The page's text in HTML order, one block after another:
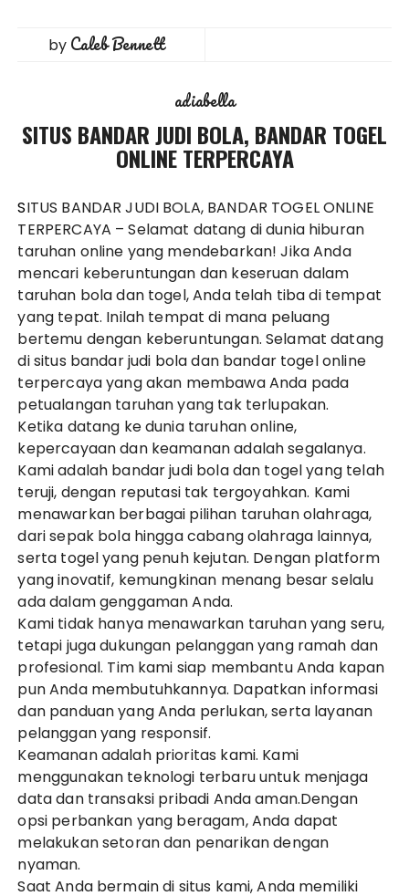
by Caleb Bennett
adiabella
SITUS BANDAR JUDI BOLA, BANDAR TOGEL
ONLINE TERPERCAYA
SITUS BANDAR JUDI BOLA, BANDAR TOGEL ONLINE
TERPERCAYA – Selamat datang di dunia hiburan
taruhan online yang mendebarkan! Jika Anda
mencari keberuntungan dan keseruan dalam
taruhan bola dan togel, Anda telah tiba di tempat
yang tepat. Inilah tempat di mana peluang
bertemu dengan keberuntungan. Selamat datang
di situs bandar judi bola dan bandar togel online
terpercaya yang akan membawa Anda pada
petualangan taruhan yang tak terlupakan.
Ketika datang ke dunia taruhan online,
kepercayaan dan keamanan adalah segalanya.
Kami adalah bandar judi bola dan togel yang telah
teruji, dengan reputasi tak tergoyahkan. Kami
menawarkan berbagai pilihan taruhan olahraga,
dari sepak bola hingga cabang olahraga lainnya,
serta togel yang penuh kejutan. Dengan platform
yang inovatif, kemungkinan menang besar selalu
ada dalam genggaman Anda.
Kami tidak hanya menawarkan taruhan yang seru,
tetapi juga dukungan pelanggan yang ramah dan
profesional. Tim kami siap membantu Anda kapan
pun Anda membutuhkannya. Dapatkan informasi
dan panduan yang Anda perlukan, serta layanan
pelanggan yang responsif.
Keamanan adalah prioritas kami. Kami
menggunakan teknologi terbaru untuk menjaga
data dan transaksi pribadi Anda aman.Dengan
opsi perbankan yang beragam, Anda dapat
melakukan setoran dan penarikan dengan
nyaman.
Saat Anda bermain di situs kami, Anda memiliki